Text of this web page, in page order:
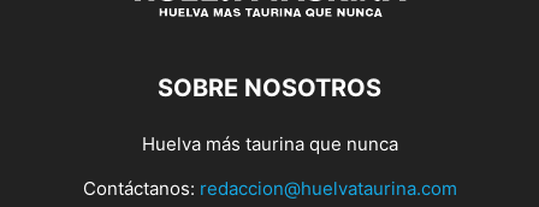
SOBRE NOSOTROS
Huelva más taurina que nunca
Contáctanos: redaccion@huelvataurina.com